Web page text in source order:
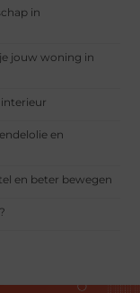
in
jouw woning in
en
en beter bewegen